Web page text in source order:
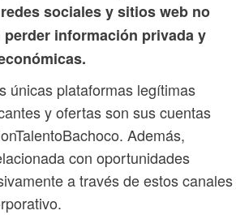
sociales y sitios web no
información privada y
únicas plataformas legítimas
y ofertas son sus cuentas
Además,
con oportunidades
a través de estos canales